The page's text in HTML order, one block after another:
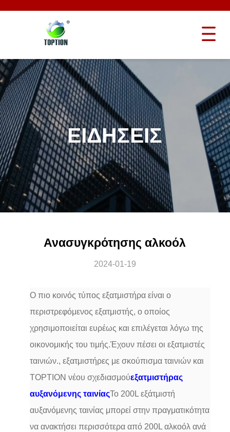
ΕΙΔΉΣΕΙΣ
Ανασυγκρότησης αλκοόλ
2024-01-19
Ο πιο κοινός τύπος εξατμιστήρα είναι ο
περιστρεφόμενος εξατμιστής, ο οποίος
χρησιμοποιείται ευρέως και επιλέγεται λόγω της
οικονομικής του τιμής.Έχουν πέσει οι εξατμιστές
ταινιών., εξατμιστήρες με σκούπισμα ταινιών και
TOPTION νέου σχεδιασμούεξατμιστήρας
αυξανόμενης ταινίαςΤο 200L εξάτμιστή
αυξανόμενης ταινίας μπορεί στην πραγματικότητα
να ανακτήσει περισσότερα από 200L αλκοόλ ανά